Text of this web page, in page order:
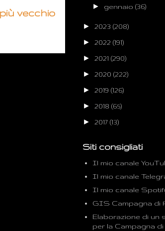
vecchio
► gennaio(36)
► 2023 (208)
► 2022 (191)
► 2021 (290)
► 2020 (222)
► 2019 (126)
► 2018 (65)
► 2017 (13)
Siti consigliati
Il mio canale
Il mio canale
Il mio canale
GIS Campagna di
Elaborazione di un
per la Campagna